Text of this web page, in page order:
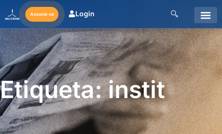
Associe-se Login
Etiqueta: instit